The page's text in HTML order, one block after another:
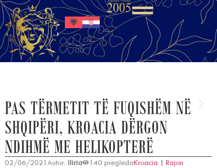
PAS TËRMETIT TË FUQISHËM NË
SHQIPËRI, KROACIA DËRGON
NDIHMË ME HELIKOPTERË
02/06/2021 Autor: Iliria 140 pregledaKroacia | Rajon